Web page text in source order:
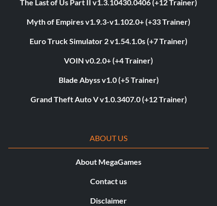
The Last of Us Part II v1.3.10430.0406 (+12 Trainer)
Myth of Empires v1.9.3-v1.102.0+ (+33 Trainer)
Euro Truck Simulator 2 v1.54.1.0s (+7 Trainer)
VOIN v0.2.0+ (+4 Trainer)
Blade Abyss v1.0 (+5 Trainer)
Grand Theft Auto V v1.0.3407.0 (+12 Trainer)
ABOUT US
About MegaGames
Contact us
Disclaimer